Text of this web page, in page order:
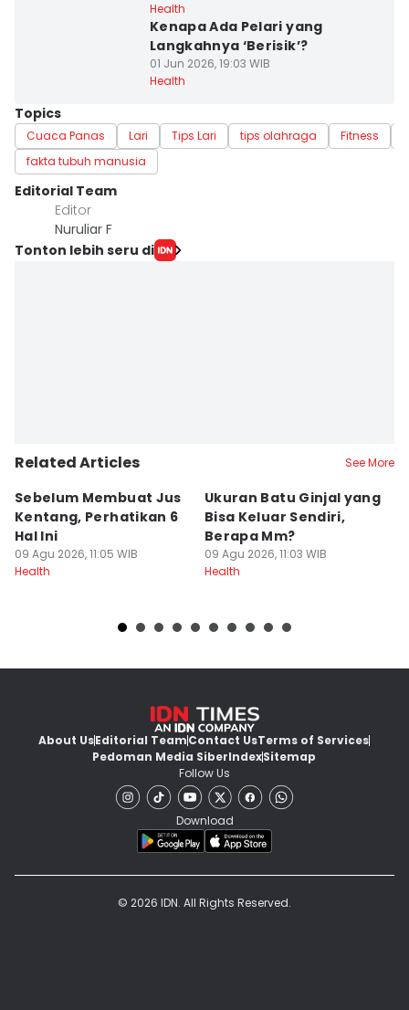
Health
Kenapa Ada Pelari yang
Langkahnya ‘Berisik’?
01 Jun 2026, 19:03 WIB
Health
Topics
Cuaca Panas Lari Tips Lari tips olahraga Fitness
fakta tubuh manusia
Editorial Team
Editor
Nuruliar F
Tonton lebih seru di
Related Articles See More
Sebelum Membuat Jus
Kentang, Perhatikan 6
Hal Ini
09 Agu 2026, 11:05 WIB
Health
Ukuran Batu Ginjal yang
Bisa Keluar Sendiri,
Berapa Mm?
09 Agu 2026, 11:03 WIB
Health
About UsEditorial TeamContact UsTerms of Services
Pedoman Media SiberIndexSitemap
Follow Us
Download
© 2026 IDN. All Rights Reserved.